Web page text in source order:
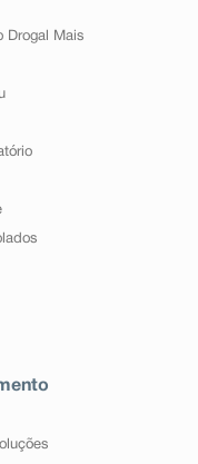
Drogal Mais